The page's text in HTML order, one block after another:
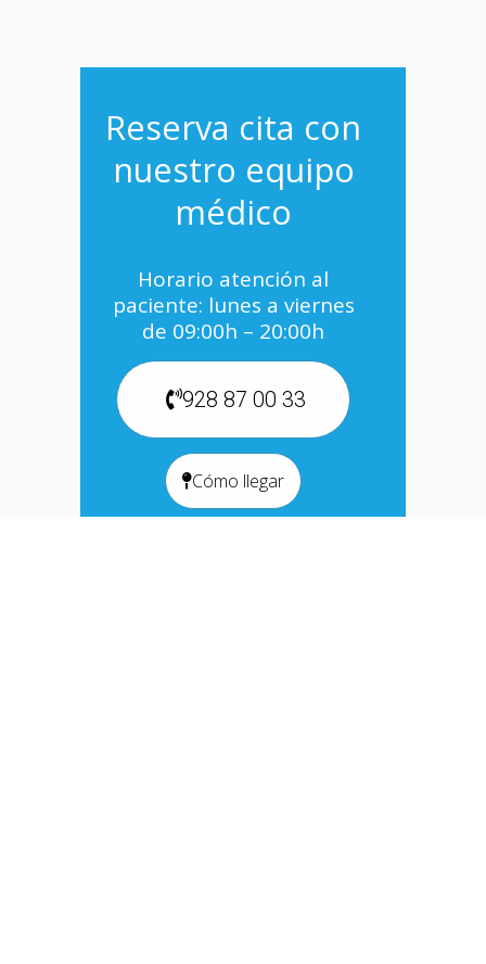
Reserva cita con
nuestro equipo
médico
Horario atención al
paciente: lunes a viernes
de 09:00h – 20:00h
928 87 00 33
Cómo llegar